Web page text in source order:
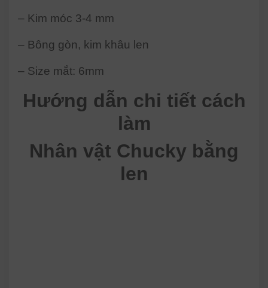
– Kim móc 3-4 mm
– Bông gòn, kim khâu len
– Size mắt: 6mm
Hướng dẫn chi tiết cách
làm
Nhân vật Chucky bằng
len